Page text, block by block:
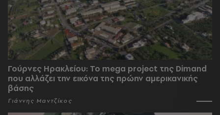
Γούρνες Ηρακλείου: To mega project της Dimand
που αλλάζει την εικόνα της πρώην αμερικανικής
βάσης
Γιάννης Μαντζίκος